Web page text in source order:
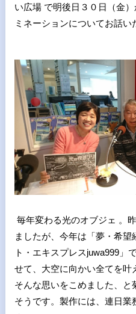
い広場 で明後日３０日（金
ミネーションについてお話い
毎年変わる光のオブジェ 。
ましたが、今年は「夢・希
ト・エキスプレスjuwa999」
せて、大空に向かい全てを叶
そんな思いをこめました、と
そうです。製作には、連日業